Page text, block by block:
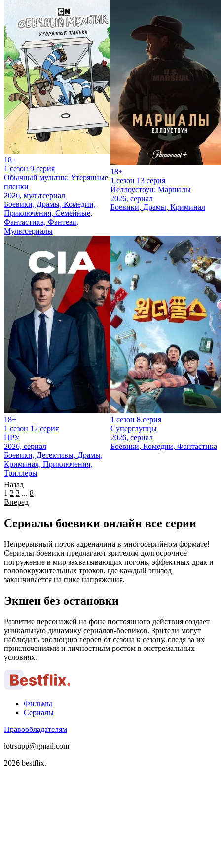
18+
1 сезон 9 серия
Обычный мультик: Утерянные
пленки
2026, мультсериал
Боевики, Драмы, Комедии,
Приключения, Семейные,
Фантастика, Фэнтези,
Мультсериалы
18+
1 сезон 13 серия
Йеллоустоун: Маршалы
2026, сериал
Боевики, Драмы, Криминал
18+
1 сезон 12 серия
ЦРУ
2026, сериал
Боевики, Детективы, Драмы,
Криминал, Приключения,
Триллеры
1 сезон 8 серия
Суперглупцы
2026, сериал
Боевики, Комедии, Фантастика
Назад
1 2 3 ... 8
Вперед
Сериалы боевики онлайн все серии
Непрерывный поток адреналина в многосерийном формате!
Сериалы-боевики предлагают зрителям долгосрочное
погружение в мир захватывающих погонь, эффектных драк и
головокружительных трюков, где каждый эпизод
заканчивается на пике напряжения.
Экшен без остановки
Развитие персонажей на фоне постоянного действия создает
уникальную динамику сериалов-боевиков. Зрители могут
наблюдать эволюцию героев от сезона к сезону, следя за их
приключениями и личностным ростом в экстремальных
условиях.
Фильмы
Сериалы
Правообладателям
lotrsupp@gmail.com
2026 bestflix.